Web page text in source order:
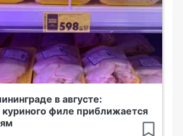
в августе:
филе приближается